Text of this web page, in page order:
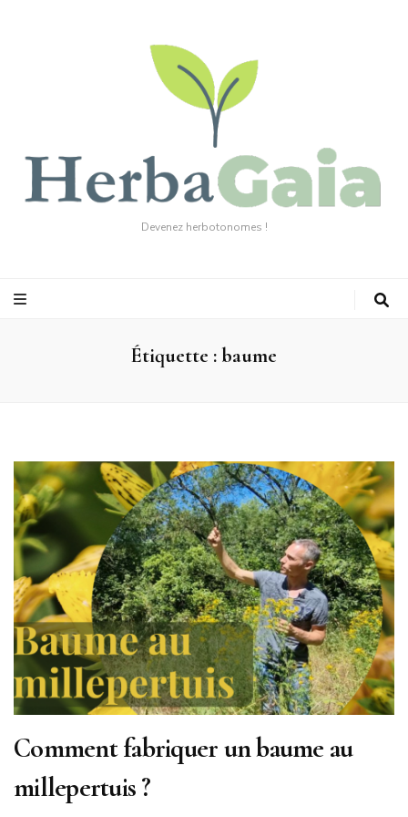
Devenez herbotonomes !
Étiquette :baume
Comment fabriquer un baume au
millepertuis ?